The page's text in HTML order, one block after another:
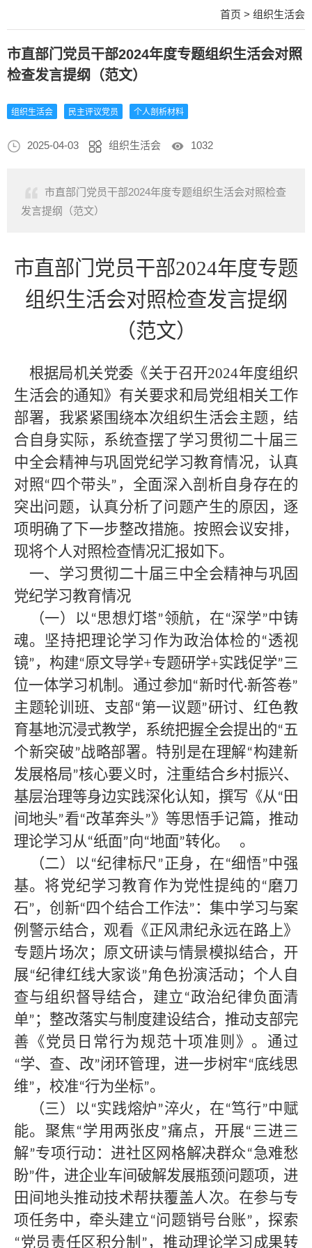
首页 > 组织生活会
市直部门党员干部2024年度专题组织生活会对照
检查发言提纲（范文）
组织生活会 民主评议党员 个人剖析材料
2025-04-03 组织生活会 1032
市直部门党员干部2024年度专题组织生活会对照检查
发言提纲（范文）
市直部门党员干部2024年度专题
组织生活会对照检查发言提纲
（范文）
根据局机关党委《关于召开2024年度组织
生活会的通知》有关要求和局党组相关工作
部署，我紧紧围绕本次组织生活会主题，结
合自身实际，系统查摆了学习贯彻二十届三
中全会精神与巩固党纪学习教育情况，认真
对照“ 四个带头” ，全面深入剖析自身存在的
突出问题，认真分析了问题产生的原因，逐
项明确了下一步整改措施。按照会议安排，
现将个人对照检查情况汇报如下。
一、学习贯彻二十届三中全会精神与巩固
党纪学习教育情况
（一）以“思想灯塔”领航，在“深学”中铸
魂。坚持把理论学习作为政治体检的“透视
镜”，构建“原文导学+专题研学+实践促学”三
位一体学习机制。通过参加“新时代·新答卷”
主题轮训班、支部“第一议题”研讨、红色教
育基地沉浸式教学，系统把握全会提出的“五
个新突破”战略部署。特别是在理解“构建新
发展格局”核心要义时，注重结合乡村振兴、
基层治理等身边实践深化认知，撰写《从“田
间地头”看“改革奔头”》等思悟手记篇，推动
理论学习从“纸面”向“地面”转化。
。
（二）以“纪律标尺”正身，在“细悟”中强
基。将党纪学习教育作为党性提纯的“磨刀
石”，创新“四个结合工作法”：集中学习与案
例警示结合，观看《正风肃纪永远在路上》
专题片场次；原文研读与情景模拟结合，开
展“纪律红线大家谈”角色扮演活动；个人自
查与组织督导结合，建立“政治纪律负面清
单”；整改落实与制度建设结合，推动支部完
善《党员日常行为规范十项准则》。通过
“学、查、改”闭环管理，进一步树牢“底线思
维”，校准“行为坐标”。
（三）以“实践熔炉”淬火，在“笃行”中赋
能。聚焦“学用两张皮”痛点，开展“三进三
解”专项行动：进社区网格解决群众“急难愁
盼”件，进企业车间破解发展瓶颈问题项，进
田间地头推动技术帮扶覆盖人次。在参与专
项任务中，牵头建立“问题销号台账” ，探索
“党员责任区积分制 ”，推动理论学习成果转